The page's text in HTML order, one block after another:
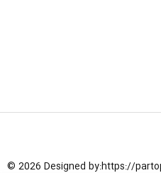
© 2026 Designed by:https://